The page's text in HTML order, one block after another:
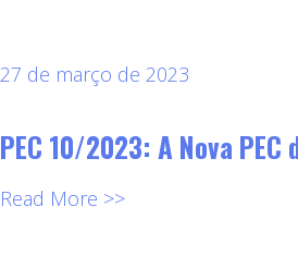
27 de março de 2023
PEC 10/2023: A Nova PEC
Read More >>